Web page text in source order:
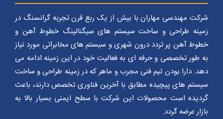
شرکت مهندسی مهاران با بیش از یک ربع قرن تجربه گرانسنگ در
زمینه طراحی و ساخت سیستم های سیگنالینگ خطوط آهن و
خطوط آهن پر تردد درون شهری و سیستم های مخابراتی مورد نیاز
به طور تخصصی و حرفه ای به فعالیت خود در این زمینه ادامه می
دهد. دارا بودن تیم فنی مجرب و ماهر که در زمینه طراحی و ساخت
سیستم های پیچیده مطابق با آخرین فناوری تخصص دارند، باعث
گردیده است محصولات این شرکت با سطح ایمنی بسیار بالا به
بازار عرضه گردد.